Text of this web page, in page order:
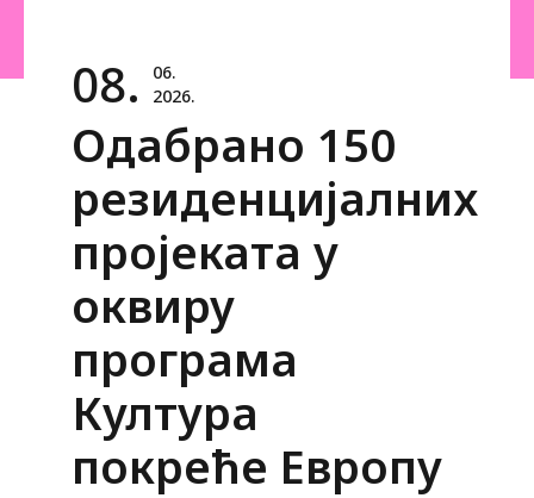
08.
06.
2026.
Одабрано 150
резиденцијалних
пројеката у
оквиру
програма
Култура
покреће Европу